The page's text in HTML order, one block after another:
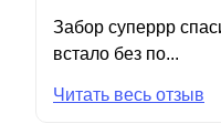
Забор суперрр
встало без по...
Читать весь отзыв